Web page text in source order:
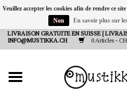
LIVRAISON GRATUITE EN SUISSE |
INFO@MUSTIKKA.CH
0 Articles -
NEW IN
SHOP - A PIECE OF
FINLAND FOR YOU
Veuillez accepter les cookies afin de rendre ce
Non
En savoir plus sur